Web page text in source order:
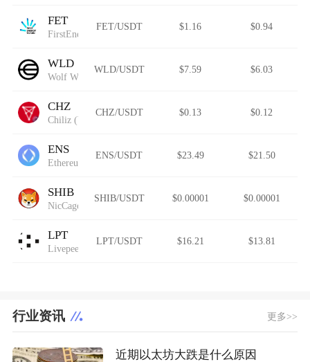
FET
FirstEnergy Token
FET/USDT $1.16 $0.94
WLD
Wolf Works DAO
WLD/USDT $7.59 $6.03
CHZ
Chiliz (Wormhole)
CHZ/USDT $0.13 $0.12
ENS
Ethereum Name Service (Wormhole)
ENS/USDT $23.49 $21.50
SHIB
NicCageWaluigiElmo42069Inu
SHIB/USDT $0.00001 $0.00001
LPT
Livepeer
LPT/USDT $16.21 $13.81
行业资讯 更多>>
近期以太坊大跌是什么原因